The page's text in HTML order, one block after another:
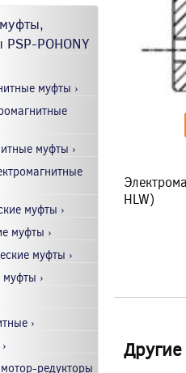
POHONY
муфты ›
муфты ›
муфты ›
муфты ›
муфты ›
муфты ›
›
редукторы
HLW)